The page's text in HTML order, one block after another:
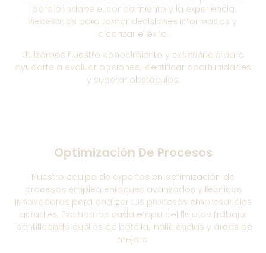
para brindarte el conocimiento y la experiencia
necesarios para tomar decisiones informadas y
alcanzar el éxito.
Utilizamos nuestro conocimiento y experiencia para
ayudarte a evaluar opciones, identificar oportunidades
y superar obstáculos.
Optimización De Procesos
Nuestro equipo de expertos en optimización de
procesos emplea enfoques avanzados y técnicas
innovadoras para analizar tus procesos empresariales
actuales. Evaluamos cada etapa del flujo de trabajo,
identificando cuellos de botella, ineficiencias y áreas de
mejora.